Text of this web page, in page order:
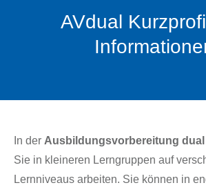
AVdual
In der Ausbildungsvorbereitung dual
Sie in kleineren Lerngruppen auf
Lernniveaus arbeiten. Sie können in